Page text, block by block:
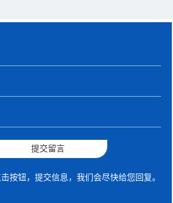
提交留言
按钮，提交信息，我们会尽快给您回复。